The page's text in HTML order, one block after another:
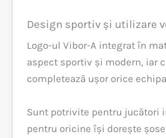
Design sportiv și utilizare
Logo-ul Vibor-A integrat în
aspect sportiv și modern, iar
completează ușor orice
Sunt potrivite pentru jucători
pentru oricine își dorește